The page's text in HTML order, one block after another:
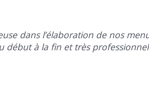
dans l’élaboration de nos
début à la fin et très